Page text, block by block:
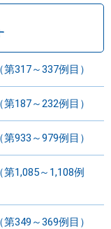
317～337例目）
187～232例目）
933～979例目）
1,085～1,108例
349～369例目）